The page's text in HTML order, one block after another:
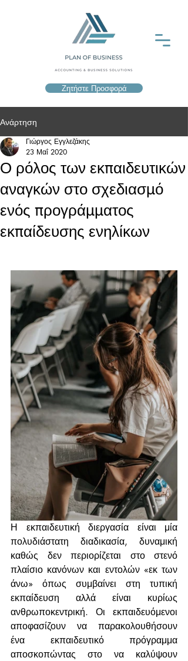
Ζητήστε Προσφορά
Ανάρτηση
Ο ρόλος των εκπαιδευτικών
αναγκών στο σχεδιασμό
ενός προγράμματος
εκπαίδευσης ενηλίκων
Γιώργος Εγγλεζάκης
23 Μαΐ 2020
Η εκπαιδευτική διεργασία είναι μία
πολυδιάστατη διαδικασία, δυναμική
καθώς δεν περιορίζεται στο στενό
πλαίσιο κανόνων και εντολών «εκ των
άνω» όπως συμβαίνει στη τυπική
εκπαίδευση αλλά είναι κυρίως
ανθρωποκεντρική. Οι εκπαιδευόμενοι
αποφασίζουν να παρακολουθήσουν
ένα εκπαιδευτικό πρόγραμμα
αποσκοπώντας στο να καλύψουν